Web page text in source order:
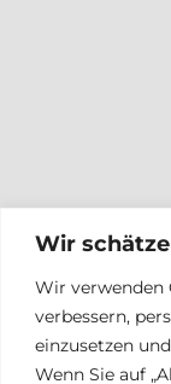
Wir
Wir verwenden
verbessern,
einzusetzen
Wenn Sie auf